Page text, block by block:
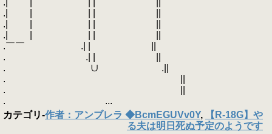
.| | | | ||
.| | | | ||
.| | | | ||
.￣￣ .| | ||
. .| | ||
. ∪ .||
. ||
. ||
. ...
カテゴリ-作者：アンブレラ ◆BcmEGUVv0Y,
【R-18G】や
る夫は明日死ぬ予定のようです